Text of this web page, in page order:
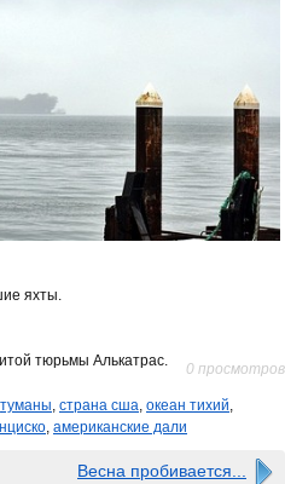
яхты.
тюрьмы Алькатрас.
0 просмотров
туманы страна сша океан тихий
американские дали
Весна пробивается...